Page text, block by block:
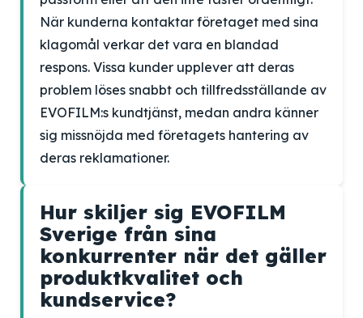
När kunderna kontaktar företaget med sina
klagomål verkar det vara en blandad
respons. Vissa kunder upplever att deras
problem löses snabbt och tillfredsställande av
EVOFILM:s kundtjänst, medan andra känner
sig missnöjda med företagets hantering av
deras reklamationer.
Hur skiljer sig EVOFILM
Sverige från sina
konkurrenter när det gäller
produktkvalitet och
kundservice?